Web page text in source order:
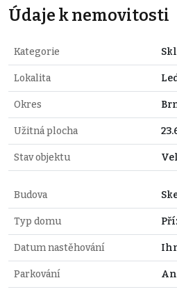
Údaje k nemovitosti
Kategorie
Lokalita
Okres
Užitná plocha
Stav objektu
Budova
Typ domu
Datum nastěhování
Parkování